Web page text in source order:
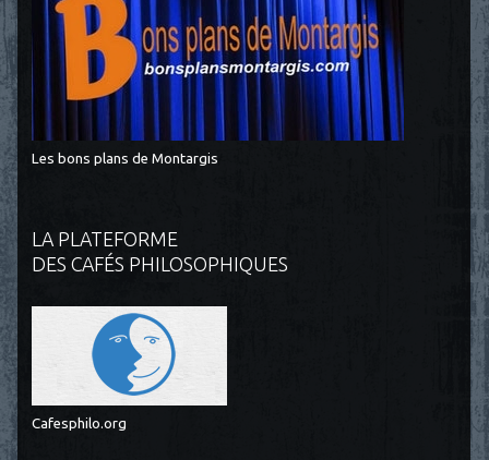
Les bons plans de Montargis
LA PLATEFORME
DES CAFÉS PHILOSOPHIQUES
Cafesphilo.org